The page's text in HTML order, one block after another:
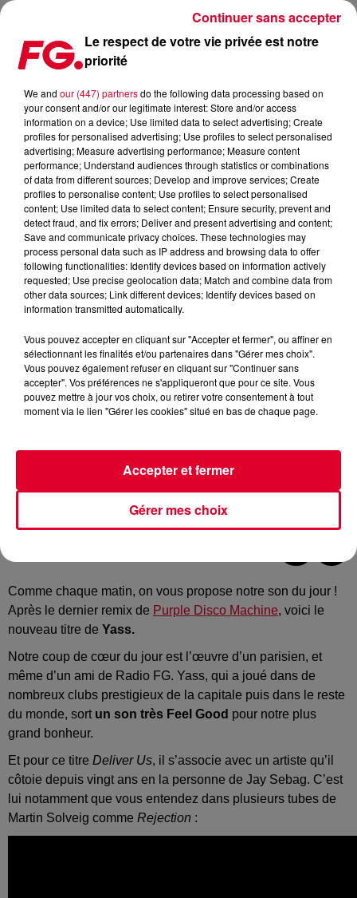
COUP DE CŒUR FG : DELIVER US, LE NOUVEAU YASS
Publié : 5 juillet 2021 à 5h42 par Antony Harari
Crédit :
Comme chaque matin, on vous propose notre son du jour !
Après le dernier remix de Purple Disco Machine, voici le
nouveau titre de Yass.
Notre coup de cœur du jour est l’œuvre d’un parisien, et
même d’un ami de Radio FG. Yass, qui a joué dans de
nombreux clubs prestigieux de la capitale puis dans le reste
du monde, sort un son très Feel Good pour notre plus
grand bonheur.
Et pour ce titre Deliver Us, il s’associe avec un artiste qu’il
côtoie depuis vingt ans en la personne de Jay Sebag. C’est
lui notamment que vous entendez dans plusieurs tubes de
Martin Solveig comme Rejection :
Le respect de votre vie privée est notre
priorité
We and our (447) partnersdo the following data processing based on
your consent and/or our legitimate interest: Store and/or access
information on a device; Use limited data to select advertising; Create
profiles for personalised advertising; Use profiles to select personalised
advertising; Measure advertising performance; Measure content
performance; Understand audiences through statistics or combinations
of data from different sources; Develop and improve services; Create
profiles to personalise content; Use profiles to select personalised
content; Use limited data to select content; Ensure security, prevent and
detect fraud, and fix errors; Deliver and present advertising and content;
Save and communicate privacy choices. These technologies may
process personal data such as IP address and browsing data to offer
following functionalities: Identify devices based on information actively
requested; Use precise geolocation data; Match and combine data from
other data sources; Link different devices; Identify devices based on
information transmitted automatically.
Vous pouvez accepter en cliquant sur "Accepter et fermer", ou affiner en
sélectionnant les finalités et/ou partenaires dans "Gérer mes choix".
Vous pouvez également refuser en cliquant sur "Continuer sans
accepter". Vos préférences ne s'appliqueront que pour ce site. Vous
pouvez mettre à jour vos choix, ou retirer votre consentement à tout
moment via le lien "Gérer les cookies" situé en bas de chaque page.
Gérer mes choix
Accepter et fermer
Continuer sans accepter